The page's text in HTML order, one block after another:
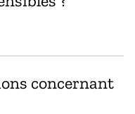
concernant